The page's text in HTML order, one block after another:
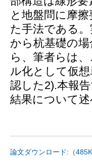
と地盤問に摩
た手法である
から杭基礎の
ら、筆者らは
ル化として仮
認した2).本報
結果について述
論文ダウンロード:（